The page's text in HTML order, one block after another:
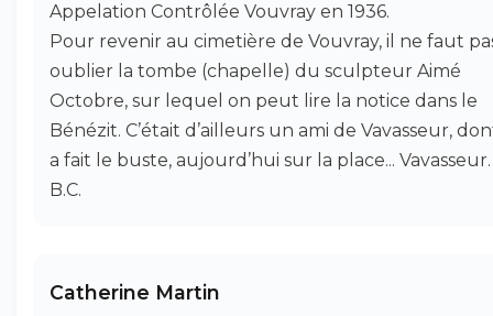
Appelation Contrôlée Vouvray en 1936.
Pour revenir au cimetière de Vouvray, il ne faut
oublier la tombe (chapelle) du sculpteur Aimé
Octobre, sur lequel on peut lire la notice dans le
Bénézit. C’était d’ailleurs un ami de Vavasseur,
a fait le buste, aujourd’hui sur la place... Vavasseur.
B.C.
Catherine Martin